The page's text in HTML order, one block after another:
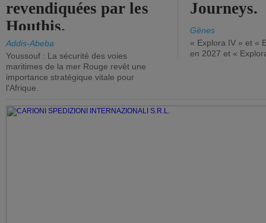
revendiquées par les
Houthis.
Addis-Abeba
Youssouf : La sécurité des voies
maritimes de la mer Rouge revêt une
importance stratégique vitale pour
l'Afrique.
Journeys.
Gênes
« Explora IV » et «
en 2027 et «